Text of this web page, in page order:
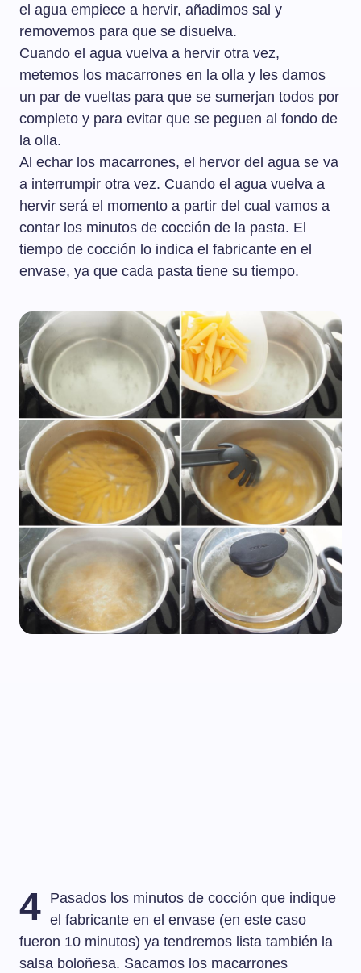
el agua empiece a hervir, añadimos sal y
removemos para que se disuelva.
Cuando el agua vuelva a hervir otra vez,
metemos los macarrones en la olla y les damos
un par de vueltas para que se sumerjan todos por
completo y para evitar que se peguen al fondo de
la olla.
Al echar los macarrones, el hervor del agua se va
a interrumpir otra vez. Cuando el agua vuelva a
hervir será el momento a partir del cual vamos a
contar los minutos de cocción de la pasta. El
tiempo de cocción lo indica el fabricante en el
envase, ya que cada pasta tiene su tiempo.
4 Pasados los minutos de cocción que indique
el fabricante en el envase (en este caso
fueron 10 minutos) ya tendremos lista también la
salsa boloñesa. Sacamos los macarrones